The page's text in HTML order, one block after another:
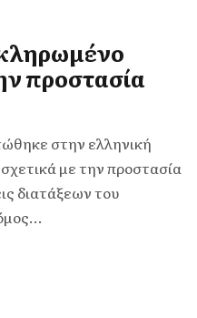
προστασία
στην ελληνική
με την προστασία
διατάξεων του